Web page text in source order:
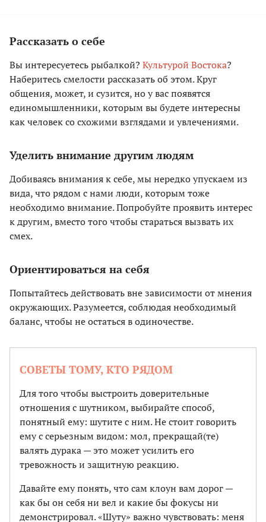
Рассказать о себе
Вы интересуетесь рыбалкой? Культурой Востока?
Наберитесь смелости рассказать об этом. Круг
общения, может, и сузится, но у вас появятся
единомышленники, которым вы будете интересны
как человек со схожими взглядами и увлечениями.
Уделить внимание другим людям
Добиваясь внимания к себе, мы нередко упускаем из
вида, что рядом с нами люди, которым тоже
необходимо внимание. Попробуйте проявить интерес
к другим, вместо того чтобы стараться вызвать их
смех.
Ориентироваться на себя
Попытайтесь действовать вне зависимости от мнения
окружающих. Разумеется, соблюдая необходимый
баланс, чтобы не остаться в одиночестве.
СОВЕТЫ ТОМУ, КТО РЯДОМ
Для того чтобы выстроить доверительные
отношения с шутником, выбирайте способ,
понятный ему: шутите с ним. Не стоит говорить
ему с серьезным видом: мол, прекращай(те)
валять дурака — это может усилить его
тревожность и защитную реакцию.
Давайте ему понять, что сам клоун вам дорог —
как бы он себя ни вел и какие бы фокусы ни
демонстрировал. «Шуту» важно чувствовать: меня